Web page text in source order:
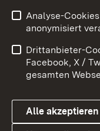
Datenschutz
Analyse-
anonymisiert
Drittanbieter-
Facebook, X /
gesamten
Alle akzeptieren